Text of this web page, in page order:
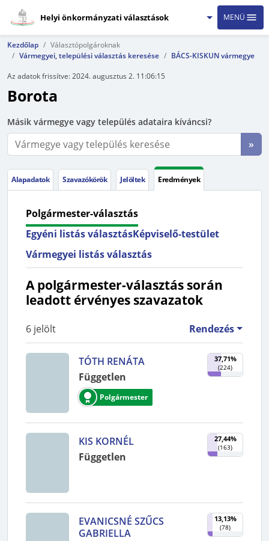
Helyi önkormányzati választások MENÜ
Kezdőlap
Választópolgároknak
Vármegyei, települési választás keresése
BÁCS-KISKUN vármegye
Az adatok frissítve:2024. augusztus 2. 11:06:15
Borota
Másik vármegye vagy település adataira kíváncsi?
»
Alapadatok Szavazókörök Jelöltek Eredmények
Polgármester-választás
Egyéni listás választásKépviselő-testület
Vármegyei listás választás
A polgármester-választás során
leadott érvényes szavazatok
6 jelölt Rendezés
TÓTH RENÁTA
Független
Polgármester
37,71%
(224)
KIS KORNÉL
Független
27,44%
(163)
EVANICSNÉ SZŰCS
GABRIELLA
13,13%
(78)